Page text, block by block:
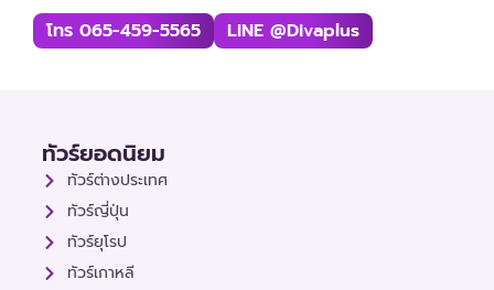
โทร 065-459-5565 LINE @divaplus
ทัวร์ยอดนิยม
ทัวร์ต่างประเทศ
ทัวร์ญี่ปุ่น
ทัวร์ยุโรป
ทัวร์เกาหลี